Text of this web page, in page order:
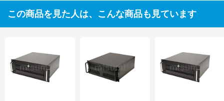
この商品を見た人は、こんな商品も見ています